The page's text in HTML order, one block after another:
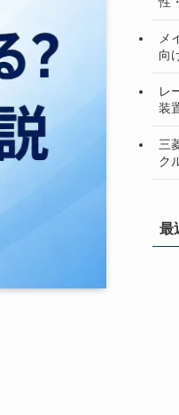
メ
向
レ
装
三
ク
最